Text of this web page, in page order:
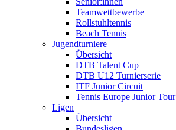
Teamwettbewerbe
Rollstuhltennis
Beach Tennis
Jugendturniere
Übersicht
DTB Talent Cup
DTB U12 Turnierserie
ITF Junior Circuit
Tennis Europe Junior Tour
Ligen
Übersicht